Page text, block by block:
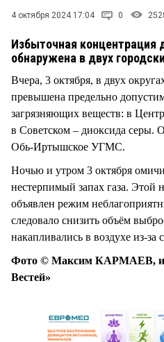
4 октября 2024 17:04 0
Избыточная концентрация
обнаружена в двух
Вчера, 3 октября, в двух
превышена предельно
загрязняющих веществ: в
в Советском – диоксида серы.
Обь-Иртышское УГМС.
Ночью и утром 3 октября
нестерпимый запах газа. Этой
объявлен режим
следовало снизить объём
накапливались в воздухе из-за
Фото © Максим КАРМАЕВ, из
Вестей»